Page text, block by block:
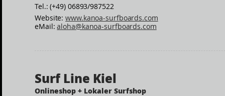
Tel.: (+49) 06893/987522
Website:www.kanoa-surfboards.com
eMail:aloha@kanoa-surfboards.com
Surf Line Kiel
Onlineshop + Lokaler Surfshop